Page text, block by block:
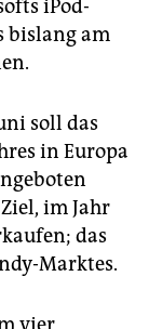
iPod-
bislang am
soll das
in Europa
im Jahr
das
Marktes.